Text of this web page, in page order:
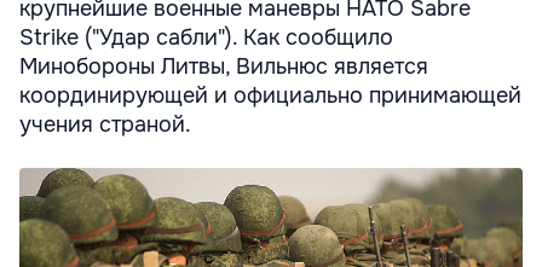
крупнейшие военные маневры НАТО Sabre
Strike ("Удар сабли"). Как сообщило
Минобороны Литвы, Вильнюс является
координирующей и официально принимающей
учения страной.